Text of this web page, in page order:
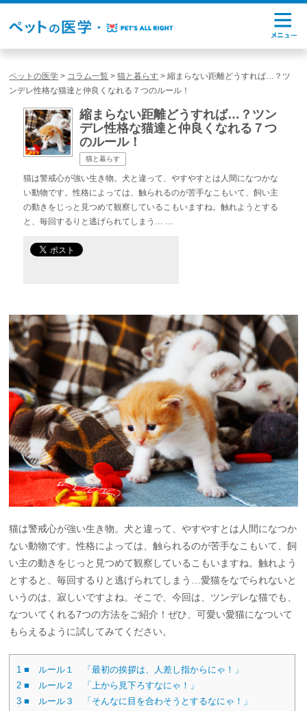
ペットの医学 > コラム一覧 >猫と暮らす >縮まらない距離どうすれば…？ツ
ンデレ性格な猫達と仲良くなれる７つのルール！
縮まらない距離どうすれば…？ツン
デレ性格な猫達と仲良くなれる７つ
のルール！
猫と暮らす
猫は警戒心が強い生き物。犬と違って、やすやすとは人間になつかな
い動物です。性格によっては、触られるのが苦手なこもいて、飼い主
の動きをじっと見つめて観察しているこもいますね。触れようとする
と、毎回するりと逃げられてしまう… …
猫は警戒心が強い生き物。犬と違って、やすやすとは人間になつか
ない動物です。性格によっては、触られるのが苦手なこもいて、飼
い主の動きをじっと見つめて観察しているこもいますね。触れよう
とすると、毎回するりと逃げられてしまう…愛猫をなでられないと
いうのは、寂しいですよね。そこで、今回は、ツンデレな猫でも、
なついてくれる7つの方法をご紹介！ぜひ、可愛い愛猫になついて
もらえるように試してみてください。
1 ■ ルール１ 「最初の挨拶は、人差し指からにゃ！」
2 ■ ルール２ 「上から見下ろすなにゃ！」
3 ■ ルール３ 「そんなに目を合わそうとするなにゃ！」